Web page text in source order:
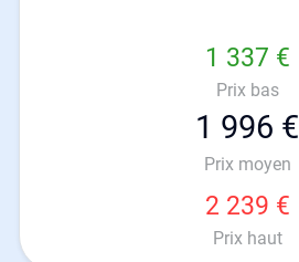
1 337 €
Prix bas
1 996 €
Prix moyen
2 239 €
Prix haut